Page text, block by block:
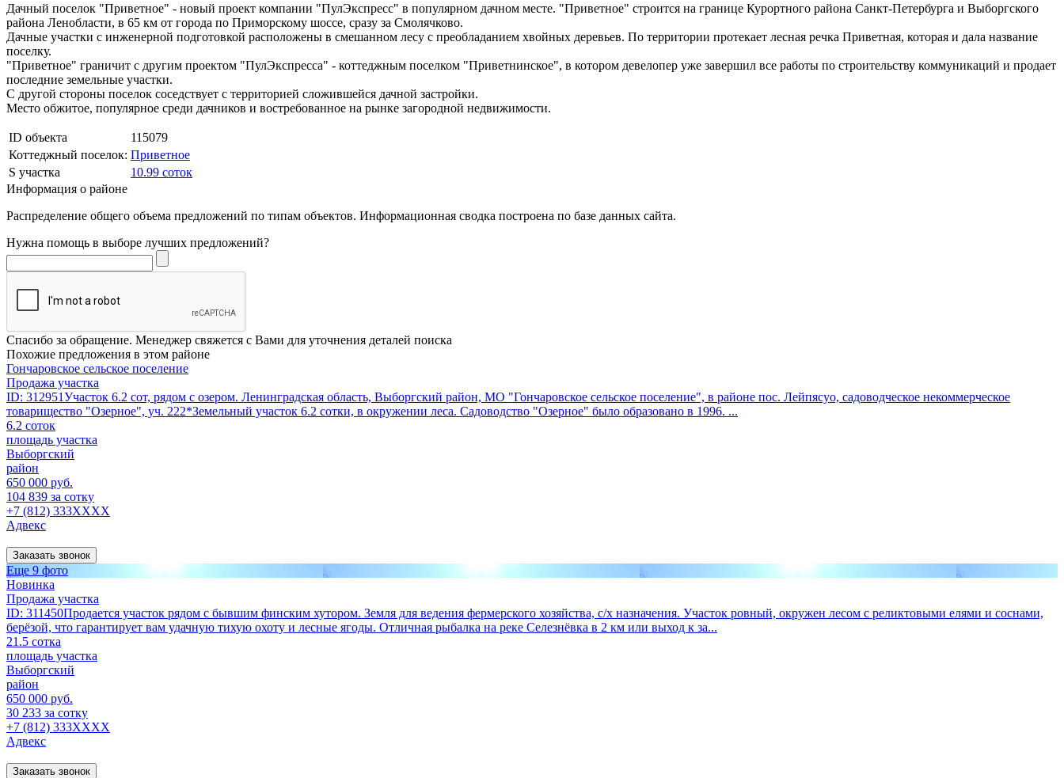
Дачный поселок "Приветное" - новый проект компании "ПулЭкспресс" в популярном дачном месте. "Приветное" строится на границе Курортного района Санкт-Петербурга и Выборгского
района Ленобласти, в 65 км от города по Приморскому шоссе, сразу за Смолячково.
Дачные участки с инженерной подготовкой расположены в смешанном лесу с преобладанием хвойных деревьев. По территории протекает лесная речка Приветная, которая и дала название
поселку.
"Приветное" граничит с другим проектом "ПулЭкспресса" - коттеджным поселком "Приветнинское", в котором девелопер уже завершил все работы по строительству коммуникаций и продает
последние земельные участки.
С другой стороны поселок соседствует с территорией сложившейся дачной застройки.
Место обжитое, популярное среди дачников и востребованное на рынке загородной недвижимости.
ID объекта
115079
Коттеджный поселок: Приветное
S участка
10.99 соток
Информация о районе
Распределение общего объема предложений по типам объектов. Информационная сводка построена по базе данных сайта.
Нужна помощь в выборе лучших предложений?
Спасибо за обращение. Менеджер свяжется с Вами для уточнения деталей поиска
Похожие предложения в этом районе
Гончаровское сельское поселение
Продажа участка
ID: 312951Участок 6.2 сот, рядом с озером. Ленинградская область, Выборгский район, МО "Гончаровское сельское поселение", в районе пос. Лейпясуо, садоводческое некоммерческое
товарищество "Озерное", уч. 222*Земельный участок 6.2 сотки, в окружении леса. Садоводство "Озерное" было образовано в 1996. ...
6.2 соток
площадь участка
Выборгский
район
650 000 руб.
104 839 за сотку
+7 (812) 333XXXX
Адвекс
Заказать звонок
Еще 9 фото
Новинка
Продажа участка
ID: 311450Продается участок рядом с бывшим финским хутором. Земля для ведения фермерского хозяйства, с/х назначения. Участок ровный, окружен лесом с реликтовыми елями и соснами,
берёзой, что гарантирует вам удачную тихую охоту и лесные ягоды. Отличная рыбалка на реке Селезнёвка в 2 км или выход к за...
21.5 сотка
площадь участка
Выборгский
район
650 000 руб.
30 233 за сотку
+7 (812) 333XXXX
Адвекс
Заказать звонок